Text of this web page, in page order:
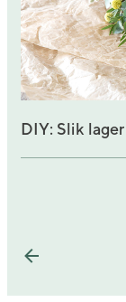
DIY: Slik